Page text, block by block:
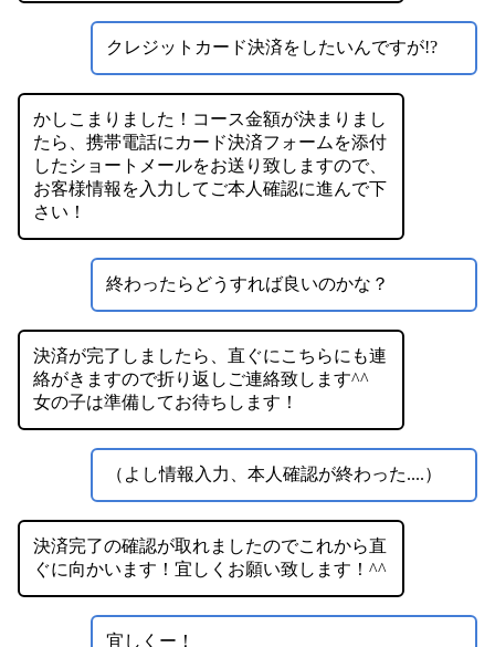
クレジットカード決済をしたいんですが!?
かしこまりました！コース金額が決まりまし
たら、携帯電話にカード決済フォームを添付
したショートメールをお送り致しますので、
お客様情報を入力してご本人確認に進んで下
さい！
終わったらどうすれば良いのかな？
決済が完了しましたら、直ぐにこちらにも連
絡がきますので折り返しご連絡致します^^
女の子は準備してお待ちします！
（よし情報入力、本人確認が終わった....）
決済完了の確認が取れましたのでこれから直
ぐに向かいます！宜しくお願い致します！^^
宜しくー！